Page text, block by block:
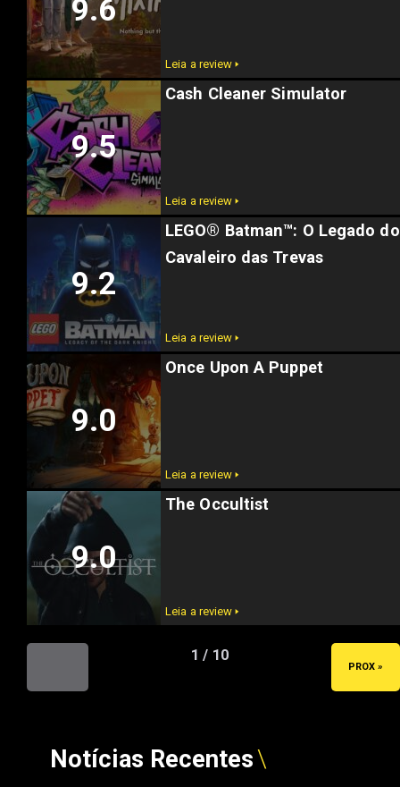
9.6
Leia a review 🢒
Cash Cleaner Simulator
9.5
Leia a review 🢒
LEGO® Batman™: O Legado do
Cavaleiro das Trevas
9.2
Leia a review 🢒
Once Upon A Puppet
9.0
Leia a review 🢒
The Occultist
9.0
Leia a review 🢒
1 / 10
PROX »
Notícias Recentes